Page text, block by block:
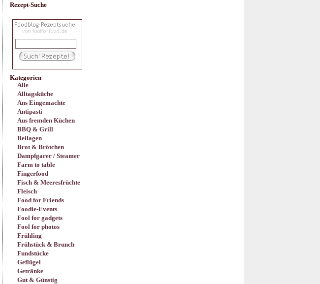
Rezept-Suche
Kategorien
Alle
Alltagsküche
Ans Eingemachte
Antipasti
Aus fremden Küchen
BBQ & Grill
Beilagen
Brot & Brötchen
Dampfgarer / Steamer
Farm to table
Fingerfood
Fisch & Meeresfrüchte
Fleisch
Food for Friends
Foodie-Events
Fool for gadgets
Fool for photos
Frühling
Frühstück & Brunch
Fundstücke
Geflügel
Getränke
Gut & Günstig